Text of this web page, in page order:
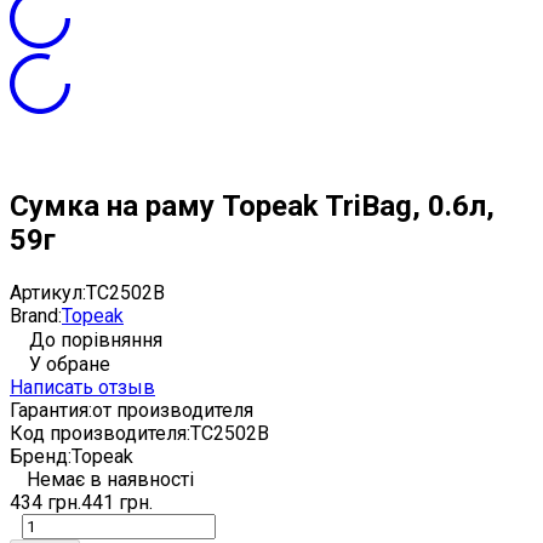
Сумка на раму Topeak TriBag, 0.6л,
59г
Артикул:TC2502B
Brand:Topeak
До порівняння
У обране
Написать отзыв
Гарантия:от производителя
Код производителя:TC2502B
Бренд:Topeak
Немає в наявності
434 грн.441 грн.